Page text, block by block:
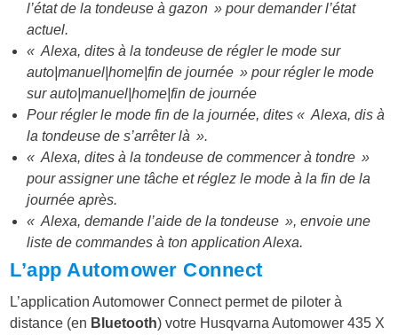
l’état de la tondeuse à gazon » pour demander l’état
actuel.
« Alexa, dites à la tondeuse de régler le mode sur
auto|manuel|home|fin de journée » pour régler le mode
sur auto|manuel|home|fin de journée
Pour régler le mode fin de la journée, dites « Alexa, dis à
la tondeuse de s’arrêter là ».
« Alexa, dites à la tondeuse de commencer à tondre »
pour assigner une tâche et réglez le mode à la fin de la
journée après.
« Alexa, demande l’aide de la tondeuse », envoie une
liste de commandes à ton application Alexa.
L’app Automower Connect
L’application Automower Connect permet de piloter à
distance (en Bluetooth) votre Husqvarna Automower 435 X